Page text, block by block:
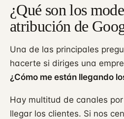
¿Qué son los
atribución de
Una de las principales
hacerte si diriges una
¿Cómo me están llegando
Hay multitud de canales
llegar los clientes. Si nos